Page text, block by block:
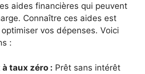
aides financières qui peuvent
Connaître ces aides est
vos dépenses. Voici
:
taux zéro : Prêt sans intérêt